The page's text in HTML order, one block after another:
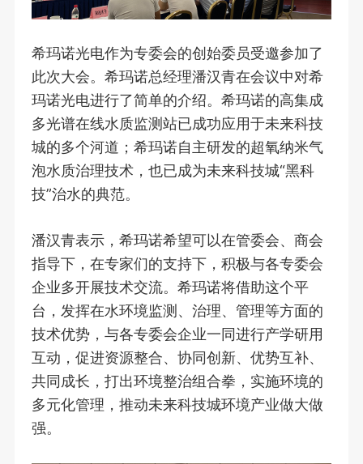
希玛诺光电作为专委会的创始委员受邀参加了
此次大会。希玛诺总经理潘汉青在会议中对希
玛诺光电进行了简单的介绍。希玛诺的高集成
多光谱在线水质监测站已成功应用于未来科技
城的多个河道；希玛诺自主研发的超氧纳米气
泡水质治理技术，也已成为未来科技城“黑科
技”治水的典范。
潘汉青表示，希玛诺希望可以在管委会、商会
指导下，在专家们的支持下，积极与各专委会
企业多开展技术交流。希玛诺将借助这个平
台，发挥在水环境监测、治理、管理等方面的
技术优势，与各专委会企业一同进行产学研用
互动，促进资源整合、协同创新、优势互补、
共同成长，打出环境整治组合拳，实施环境的
多元化管理，推动未来科技城环境产业做大做
强。